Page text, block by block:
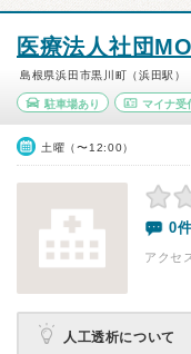
医療法人社団
島根県浜田市黒川町（浜田駅）
駐車場あり マイナ受
土曜（〜12:00）
0件
アクセ
人工透析について